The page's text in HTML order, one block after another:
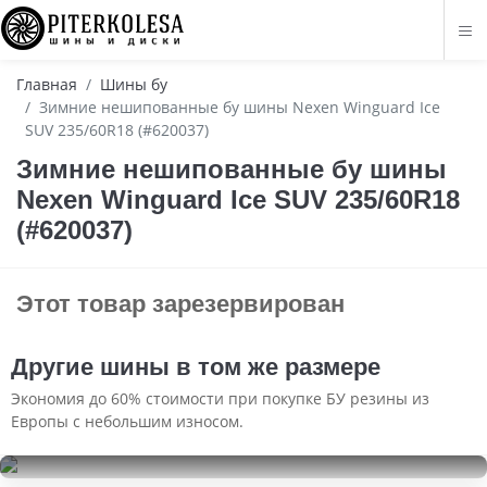
Главная
Шины бу
Зимние нешипованные бу шины Nexen Winguard Ice
SUV 235/60R18 (#620037)
Зимние нешипованные бу шины
Nexen Winguard Ice SUV 235/60R18
(#620037)
Этот товар зарезервирован
Другие шины в том же размере
Экономия до 60% стоимости при покупке БУ резины из
Европы с небольшим износом.